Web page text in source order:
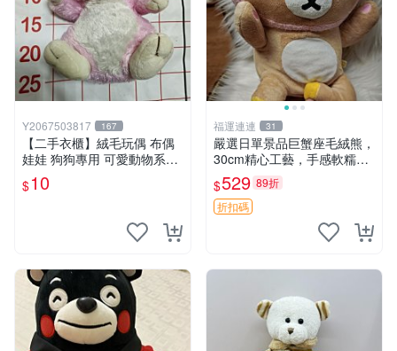
Y2067503817 167
【二手衣櫃】絨毛玩偶 布偶
娃娃 狗狗專用 可愛動物系列
耐咬耐磨玩具 玩偶 粉紅熊寵
物玩具 1120929
$10
福運連連 31
嚴選日單景品巨蟹座毛絨熊，
30cm精心工藝，手感軟糯推
薦收藏送人 巨蟹座 毛絨玩具
精緻做工
$529 89折
折扣碼